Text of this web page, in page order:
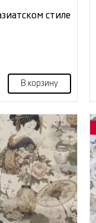
стиле
В корзину